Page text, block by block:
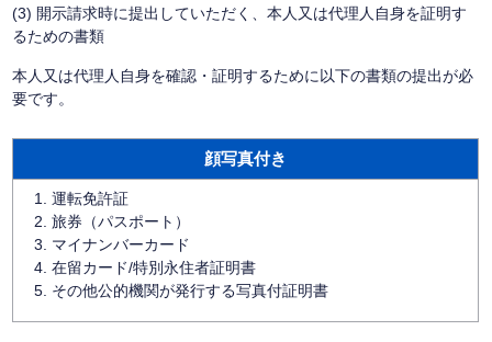
(3) 開示請求時に提出していただく、本人又は代理人自身を証明す
るための書類
本人又は代理人自身を確認・証明するために以下の書類の提出が必
要です。
顔写真付き
運転免許証
旅券（パスポート）
マイナンバーカード
在留カード/特別永住者証明書
その他公的機関が発行する写真付証明書